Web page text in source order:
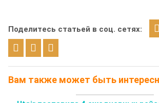
Поделитесь статьей в соц. сетях:
Вам также может быть